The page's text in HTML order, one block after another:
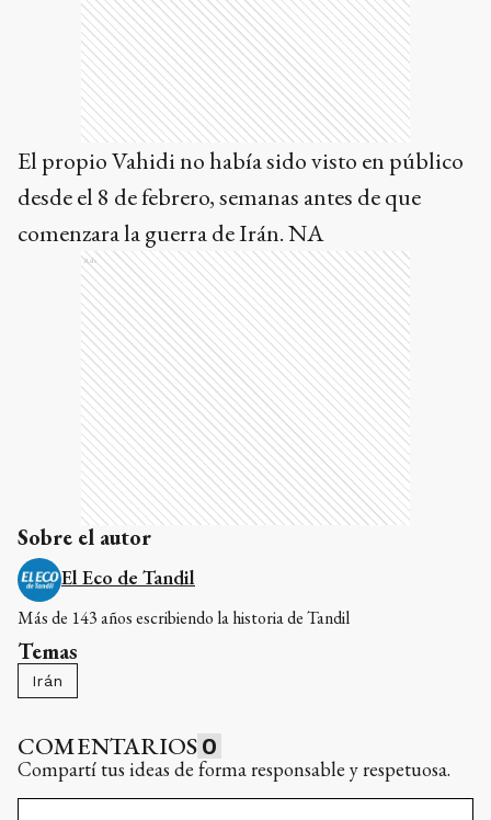
El propio Vahidi no había sido visto en público
desde el 8 de febrero, semanas antes de que
comenzara la guerra de Irán. NA
Ads
Sobre el autor
El Eco de Tandil
Más de 143 años escribiendo la historia de Tandil
Temas
Irán
COMENTARIOS 0
Compartí tus ideas de forma responsable y respetuosa.